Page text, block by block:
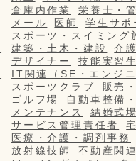
倉庫内作業
栄養士・
メール
医師 学生サポ
スポーツ・スイミング
建築・土木・建設
介
デザイナー
技能実習
IT関連（SE・エンジ
スポーツクラブ
販売
ゴルフ場
自動車整備
メンテナンス
結婚式場
サービス管理責任者
医療・介護・調剤事務
放射線技師
不動産関連